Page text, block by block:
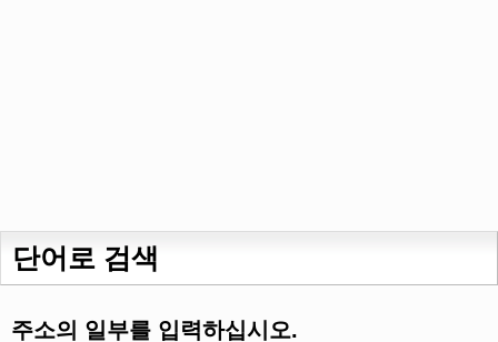
단어로 검색
주소의 일부를 입력하십시오.